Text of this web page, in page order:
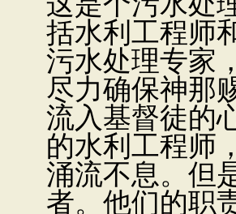
括水利工程师
污水处理专家
尽力确保神那
流入基督徒的
的水利工程师
涌流不息。但
者。他们的职